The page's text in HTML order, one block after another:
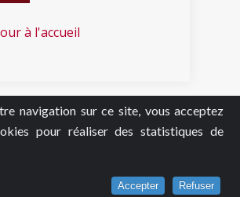
navigation sur ce site, vous acceptez
pour réaliser des statistiques de
Accepter Refuser
à l'accueil